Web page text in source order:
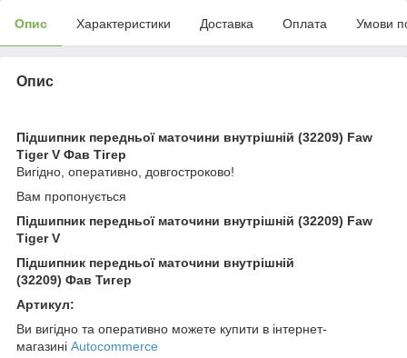
Опис Характеристики Доставка Оплата Умови
Опис
Підшипник передньої маточини внутрішній (32209) Faw
Tiger V Фав Тігер
Вигідно, оперативно, довгостроково!
Вам пропонується
Підшипник передньої маточини внутрішній (32209) Faw
Tiger V
Підшипник передньої маточини внутрішній
(32209) Фав Тигер
Артикул:
Ви вигідно та оперативно можете купити в інтернет-
магазині Autocommerce